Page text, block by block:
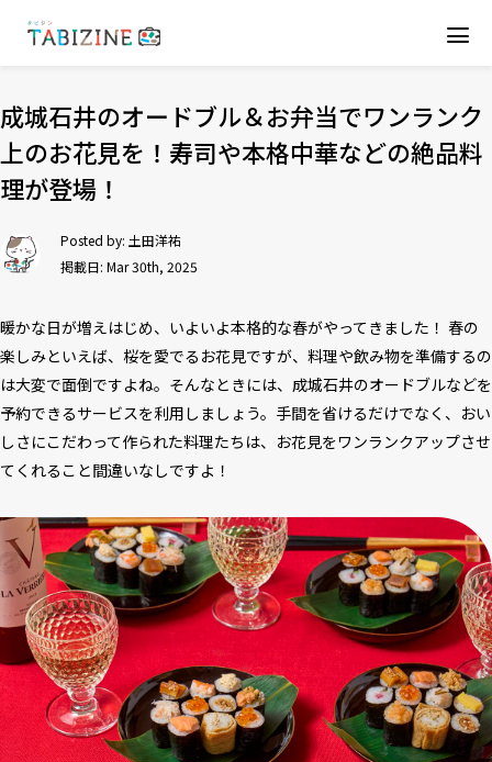
成城石井のオードブル＆お弁当でワンランク
上のお花見を！寿司や本格中華などの絶品料
理が登場！
Posted by: 土田洋祐
掲載日: Mar 30th, 2025
暖かな日が増えはじめ、いよいよ本格的な春がやってきました！ 春の
楽しみといえば、桜を愛でるお花見ですが、料理や飲み物を準備するの
は大変で面倒ですよね。そんなときには、成城石井のオードブルなどを
予約できるサービスを利用しましょう。手間を省けるだけでなく、おい
しさにこだわって作られた料理たちは、お花見をワンランクアップさせ
てくれること間違いなしですよ！